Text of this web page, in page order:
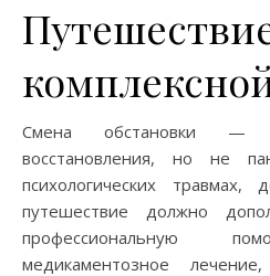
Смена обстановки —
восстановления, но не
психологических травмах,
путешествие должно
профессиональную
медикаментозное